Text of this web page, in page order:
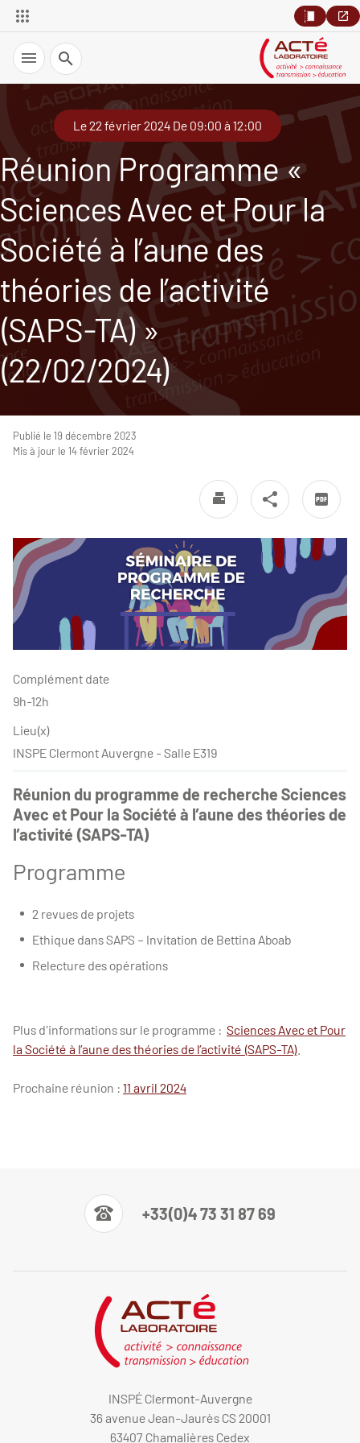
Recherche
Le 22 février 2024 De 09:00 à 12:00
Réunion Programme «
Sciences Avec et Pour la
Société à l’aune des
théories de l’activité
(SAPS-TA) »
(22/02/2024)
Publié le 19 décembre 2023
Mis à jour le 14 février 2024
Complément date
9h-12h
Lieu(x)
INSPE Clermont Auvergne - Salle E319
Réunion du programme de recherche Sciences
Avec et Pour la Société à l’aune des théories de
l’activité (SAPS-TA)
Programme
2 revues de projets
Ethique dans SAPS – Invitation de Bettina Aboab
Relecture des opérations
Plus d'informations sur le programme : Sciences Avec et Pour
la Société à l’aune des théories de l’activité (SAPS-TA)
Prochaine réunion : 11 avril 2024
+33(0)4 73 31 87 69
INSPÉ Clermont-Auvergne
36 avenue Jean-Jaurès CS 20001
63407 Chamalières Cedex